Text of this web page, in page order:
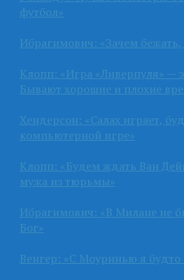
футбол»
Ибрагимович: «Зачем
Клопп: «Игра «Ливерпуля» —
Бывают хорошие и плохие
Хендерсон: «Салах играет,
компьютерной игре»
Клопп: «Будем ждать Ван
мужа из тюрьмы»
Ибрагимович: «В Милане не
Бог»
Венгер: «С Моуринью я будто